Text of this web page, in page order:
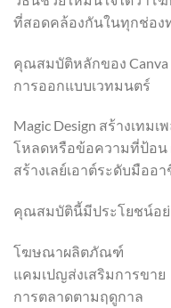
ที่สอดคล้องกันในทุกช่อง
คุณสมบัติหลักของ Canva
การออกแบบเวทมนตร์
Magic Design สร้างเท
โหลดหรือข้อความที่ป้อน
สร้างเลย์เอาต์ระดับมืออ
คุณสมบัตินี้มีประโยชน์อย่
โฆษณาผลิตภัณฑ์
แคมเปญส่งเสริมการขาย
การตลาดตามฤดูกาล